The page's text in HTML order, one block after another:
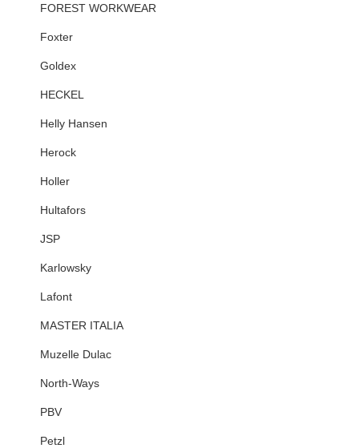
FOREST WORKWEAR
Foxter
Goldex
HECKEL
Helly Hansen
Herock
Holler
Hultafors
JSP
Karlowsky
Lafont
MASTER ITALIA
Muzelle Dulac
North-Ways
PBV
Petzl